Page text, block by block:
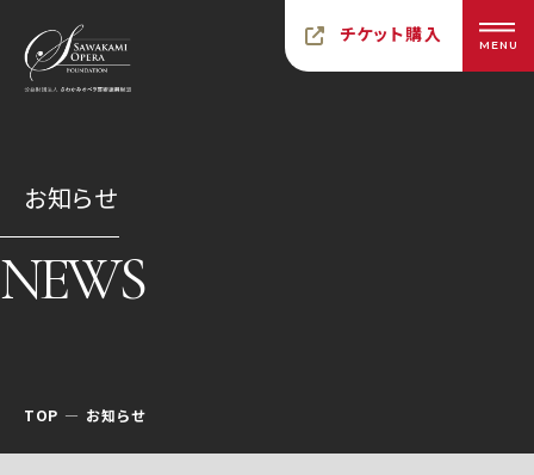
チケット購入 MENU
お知らせ
NEWS
TOP お知らせ